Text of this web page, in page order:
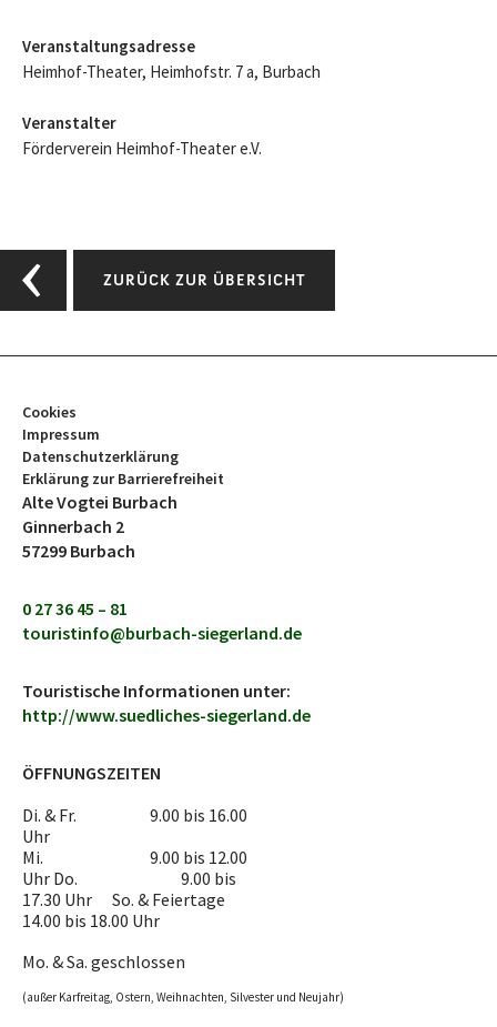
Veranstaltungsadresse
Heimhof-Theater, Heimhofstr. 7 a, Burbach
Veranstalter
Förderverein Heimhof-Theater e.V.
ZURÜCK ZUR ÜBERSICHT
Cookies
Impressum
Datenschutzerklärung
Erklärung zur Barrierefreiheit
Alte Vogtei Burbach
Ginnerbach 2
57299 Burbach
0 27 36 45 – 81
touristinfo@burbach-siegerland.de
Touristische Informationen unter:
http://www.suedliches-siegerland.de
ÖFFNUNGSZEITEN
Di. & Fr. 9.00 bis 16.00
Uhr
Mi. 9.00 bis 12.00
Uhr Do. 9.00 bis
17.30 Uhr So. & Feiertage
14.00 bis 18.00 Uhr
Mo. & Sa. geschlossen
(außer Karfreitag, Ostern, Weihnachten, Silvester und Neujahr)